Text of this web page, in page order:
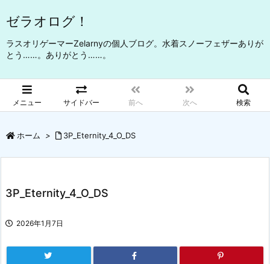
ゼラオログ！
ラスオリゲーマーZelarnyの個人ブログ。水着スノーフェザーありが
とう……。ありがとう……。
メニュー サイドバー 前へ 次へ 検索
ホーム > 3P_Eternity_4_O_DS
3P_Eternity_4_O_DS
2026年1月7日